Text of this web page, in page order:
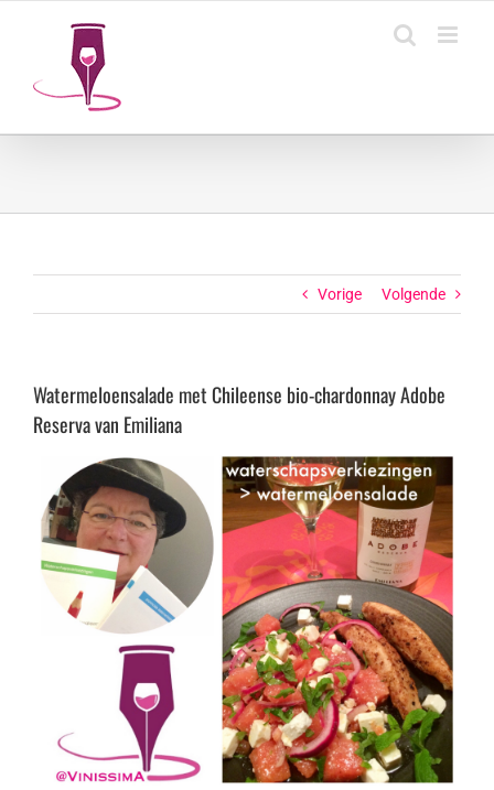
Vorige Volgende
Watermeloensalade met Chileense bio-chardonnay Adobe
Reserva van Emiliana